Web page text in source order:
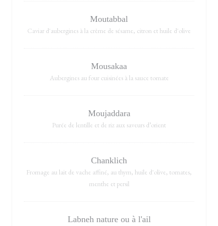
Moutabbal
Caviar d'aubergines à la crème de sésame, citron et huile d'olive
Mousakaa
Aubergines au four cuisinées à la sauce tomate
Moujaddara
Purée de lentille et de riz aux saveurs d’orient
Chanklich
Fromage au lait de vache affiné, au thym, huile d'olive, tomates,
menthe et persil
Labneh nature ou à l'ail